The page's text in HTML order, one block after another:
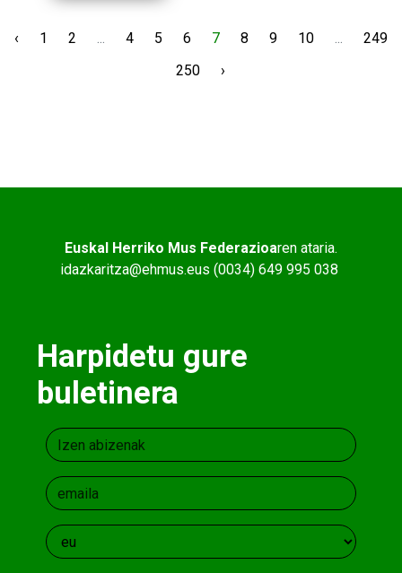
‹ 1 2 ... 4 5 6 7 8 9 10 ...
249
250
›
Euskal Herriko Mus Federazioaren ataria.
idazkaritza@ehmus.eus (0034) 649 995 038
Harpidetu gure
buletinera